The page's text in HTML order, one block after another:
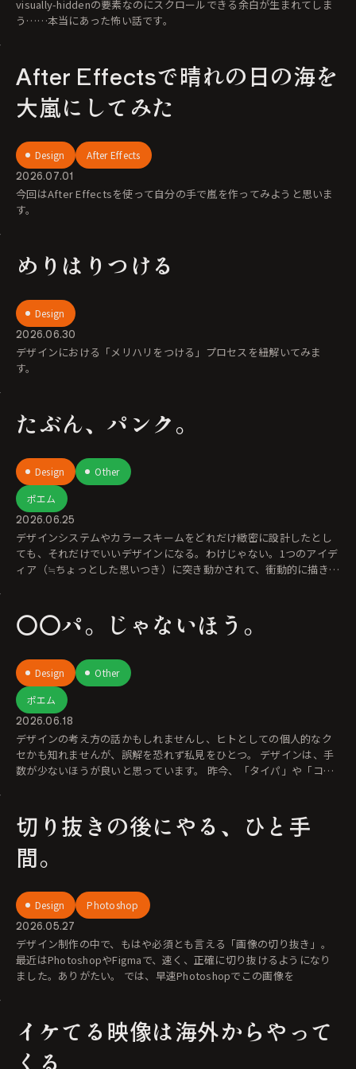
visually-hiddenの要素なのにスクロールできる余白が生まれてしま
う……本当にあった怖い話です。
After Effectsで晴れの日の海を
大嵐にしてみた
Design After Effects
2026.07.01
今回はAfter Effectsを使って自分の手で嵐を作ってみようと思いま
す。
めりはりつける
Design
2026.06.30
デザインにおける「メリハリをつける」プロセスを紐解いてみま
す。
たぶん、パンク。
Design
Other
ポエム
2026.06.25
デザインシステムやカラースキームをどれだけ緻密に設計したとし
ても、それだけでいいデザインになる。わけじゃない。1つのアイデ
ィア（≒ちょっとした思いつき）に突き動かされて、衝動的に描きき
〇〇パ。じゃないほう。
Design
Other
ポエム
2026.06.18
デザインの考え方の話かもしれませんし、ヒトとしての個人的なク
セかも知れませんが、誤解を恐れず私見をひとつ。 デザインは、手
数が少ないほうが良いと思っています。 昨今、「タイパ」や「コス
切り抜きの後にやる、ひと手
間。
Design Photoshop
2026.05.27
デザイン制作の中で、もはや必須とも言える「画像の切り抜き」。
最近はPhotoshopやFigmaで、速く、正確に切り抜けるようになり
ました。ありがたい。 では、早速Photoshopでこの画像を
イケてる映像は海外からやって
くる